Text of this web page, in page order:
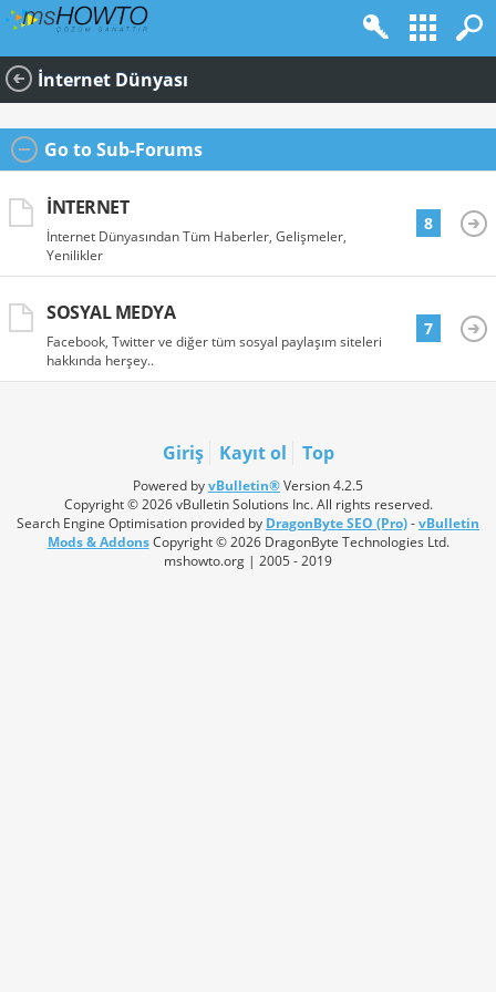
İnternet Dünyası
Go to Sub-Forums
İNTERNET
İnternet Dünyasından Tüm Haberler, Gelişmeler,
Yenilikler
8
SOSYAL MEDYA
Facebook, Twitter ve diğer tüm sosyal paylaşım siteleri
hakkında herşey..
7
Giriş Kayıt ol Top
Powered byvBulletin®Version 4.2.5
Copyright © 2026 vBulletin Solutions Inc. All rights reserved.
Search Engine Optimisation provided by DragonByte SEO (Pro)-vBulletin
Mods & AddonsCopyright © 2026 DragonByte Technologies Ltd.
mshowto.org | 2005 - 2019